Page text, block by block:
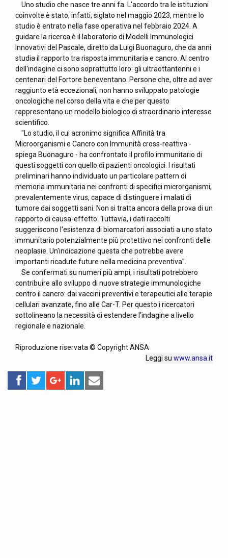
Uno studio che nasce tre anni fa. L'accordo tra le istituzioni
coinvolte è stato, infatti, siglato nel maggio 2023, mentre lo
studio è entrato nella fase operativa nel febbraio 2024. A
guidare la ricerca è il laboratorio di Modelli Immunologici
Innovativi del Pascale, diretto da Luigi Buonaguro, che da anni
studia il rapporto tra risposta immunitaria e cancro. Al centro
dell'indagine ci sono soprattutto loro: gli ultraottantenni e i
centenari del Fortore beneventano. Persone che, oltre ad aver
raggiunto età eccezionali, non hanno sviluppato patologie
oncologiche nel corso della vita e che per questo
rappresentano un modello biologico di straordinario interesse
scientifico.
"Lo studio, il cui acronimo significa Affinità tra
Microorganismi e Cancro con Immunità cross-reattiva -
spiega Buonaguro - ha confrontato il profilo immunitario di
questi soggetti con quello di pazienti oncologici. I risultati
preliminari hanno individuato un particolare pattern di
memoria immunitaria nei confronti di specifici microrganismi,
prevalentemente virus, capace di distinguere i malati di
tumore dai soggetti sani. Non si tratta ancora della prova di un
rapporto di causa-effetto. Tuttavia, i dati raccolti
suggeriscono l'esistenza di biomarcatori associati a uno stato
immunitario potenzialmente più protettivo nei confronti delle
neoplasie. Un'indicazione questa che potrebbe avere
importanti ricadute future nella medicina preventiva".
Se confermati su numeri più ampi, i risultati potrebbero
contribuire allo sviluppo di nuove strategie immunologiche
contro il cancro: dai vaccini preventivi e terapeutici alle terapie
cellulari avanzate, fino alle Car-T. Per questo i ricercatori
sottolineano la necessità di estendere l'indagine a livello
regionale e nazionale.
Riproduzione riservata © Copyright ANSA
Leggi su www.ansa.it